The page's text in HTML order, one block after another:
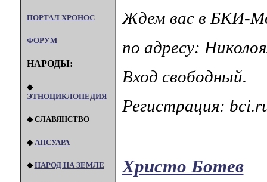
ПОРТАЛ XPOHOC
ФОРУМ
НАРОДЫ:
◆
ЭТНОЦИКЛОПЕДИЯ
◆ СЛАВЯНСТВО
◆ АПСУАРА
◆НАРОД НА ЗЕМЛЕ
Ждем вас в БКИ-
по адресу:
Вход свободный.
Регистрация:
Христо Ботев